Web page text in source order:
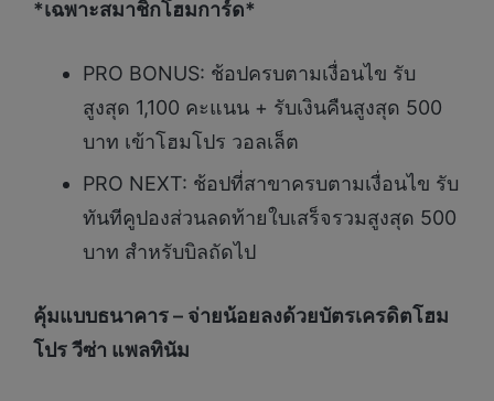
*เฉพาะสมาชิกโฮมการ์ด*
PRO BONUS: ช้อปครบตามเงื่อนไข รับ
สูงสุด 1,100 คะแนน + รับเงินคืนสูงสุด 500
บาท เข้าโฮมโปร วอลเล็ต
PRO NEXT: ช้อปที่สาขาครบตามเงื่อนไข รับ
ทันทีคูปองส่วนลดท้ายใบเสร็จรวมสูงสุด 500
บาท สำหรับบิลถัดไป
คุ้มแบบธนาคาร – จ่ายน้อยลงด้วยบัตรเครดิตโฮม
โปร วีซ่า แพลทินัม